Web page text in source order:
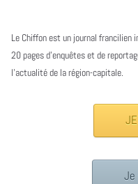
Le Chiffon est un journal francilien
20 pages d’enquêtes et de
l’actualité de la région-capitale.
Je